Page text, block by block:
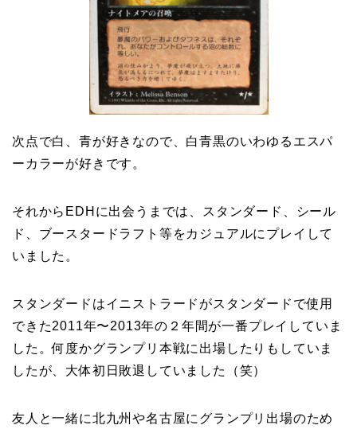
次点で白、青が好きなので、白青黒のいわゆるエスパ
ーカラーが好きです。
それからEDHに出会うまでは、スタンダード、シール
ド、ブースタードラフト等をカジュアルにプレイして
いました。
スタンダードはイニストラードがスタンダードで使用
できた2011年〜2013年の２年間が一番プレイしていま
した。何度かグランプリ本戦に出場したりもしていま
したが、大体初日敗退していました（笑）
友人と一緒に北九州や名古屋にグランプリ出場のため